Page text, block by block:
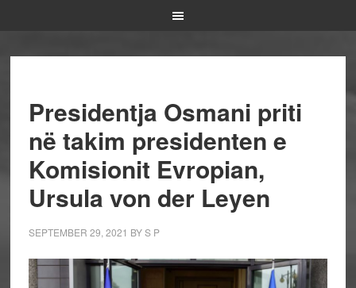
Presidentja Osmani priti
në takim presidenten e
Komisionit Evropian,
Ursula von der Leyen
SEPTEMBER 29, 2021 BYS P